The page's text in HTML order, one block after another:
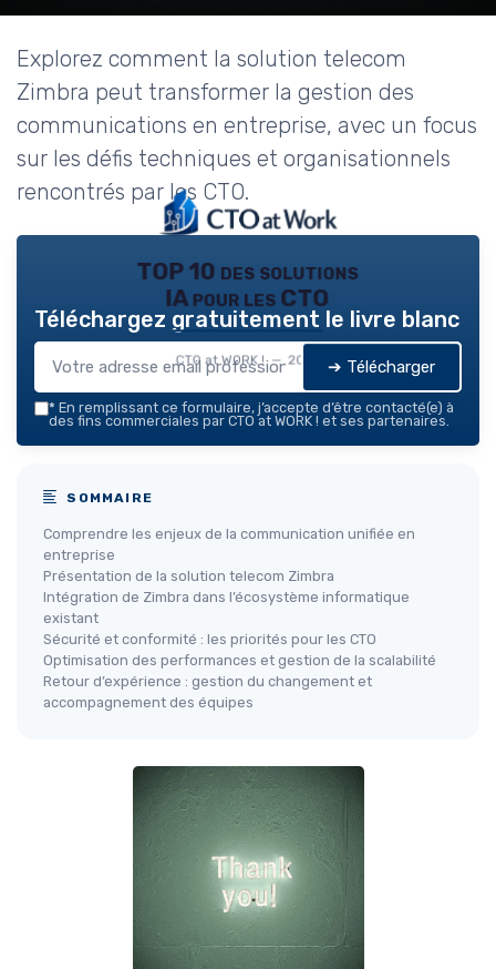
Explorez comment la solution telecom
Zimbra peut transformer la gestion des
communications en entreprise, avec un focus
sur les défis techniques et organisationnels
rencontrés par les CTO.
TOP 10 des solutions
IA pour les CTO
CTO at WORK ! — 2026
Téléchargez gratuitement le livre blanc
➔ Télécharger
* En remplissant ce formulaire, j’accepte d’être contacté(e) à
des fins commerciales par CTO at WORK ! et ses partenaires.
SOMMAIRE
Comprendre les enjeux de la communication unifiée en
entreprise
Présentation de la solution telecom Zimbra
Intégration de Zimbra dans l’écosystème informatique
existant
Sécurité et conformité : les priorités pour les CTO
Optimisation des performances et gestion de la scalabilité
Retour d’expérience : gestion du changement et
accompagnement des équipes